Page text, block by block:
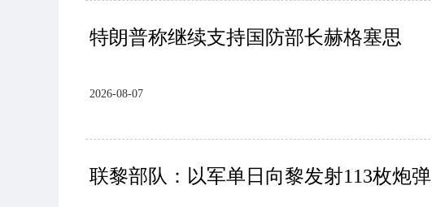
特朗普称继续支持国防部长赫格塞思
2026-08-07
联黎部队：以军单日向黎发射113枚炮弹